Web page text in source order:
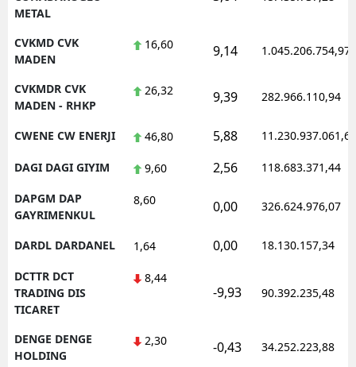
METAL
CVKMD CVK
MADEN
16,60 9,14 1.045.206.754,97
CVKMDR CVK
MADEN - RHKP
26,32 9,39 282.966.110,94
CWENE CW ENERJI 46,80 5,88 11.230.937.061,62
DAGI DAGI GIYIM 9,60 2,56 118.683.371,44
DAPGM DAP
GAYRIMENKUL
8,60 0,00 326.624.976,07
DARDL DARDANEL 1,64 0,00 18.130.157,34
DCTTR DCT
TRADING DIS
TICARET
8,44
-9,93 90.392.235,48
DENGE DENGE
HOLDING
2,30 -0,43 34.252.223,88